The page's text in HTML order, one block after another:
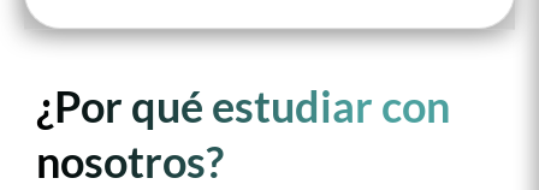
¿Por qué estudiar con
nosotros?